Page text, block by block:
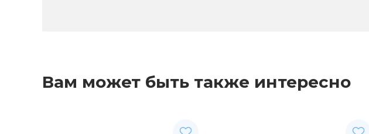
Вам может быть также интересно